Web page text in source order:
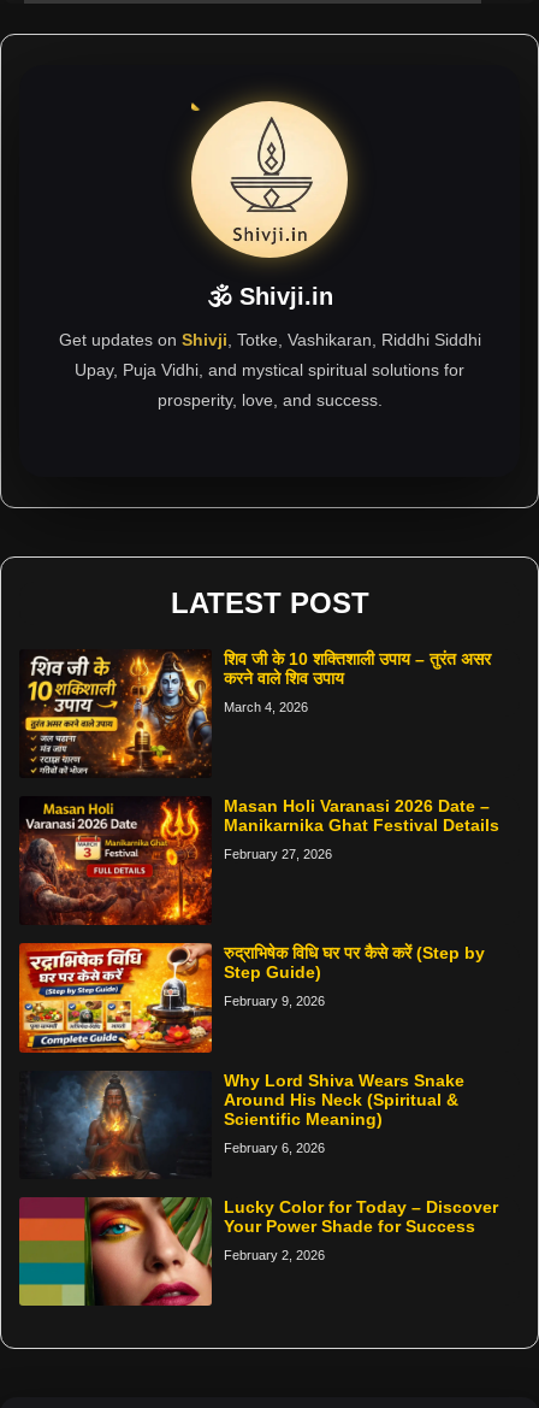
🕉 Shivji.in
Get updates on Shivji, Totke, Vashikaran, Riddhi Siddhi
Upay, Puja Vidhi, and mystical spiritual solutions for
prosperity, love, and success.
LATEST POST
शिव जी के 10 शक्तिशाली उपाय – तुरंत असर
करने वाले शिव उपाय
March 4, 2026
Masan Holi Varanasi 2026 Date –
Manikarnika Ghat Festival Details
February 27, 2026
रुद्राभिषेक विधि घर पर कैसे करें (Step by
Step Guide)
February 9, 2026
Why Lord Shiva Wears Snake
Around His Neck (Spiritual &
Scientific Meaning)
February 6, 2026
Lucky Color for Today – Discover
Your Power Shade for Success
February 2, 2026